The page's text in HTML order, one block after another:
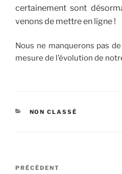
certainement sont
venons de mettre en ligne !
Nous ne manquerons pas
mesure de l’évolution de
CATÉGORIES
NON CLASSÉ
Navigation
Article
PRÉCÉDENT